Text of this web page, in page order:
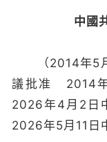
中國
（2014年5月
議批准 2014
2026年4月2日
2026年5月11日